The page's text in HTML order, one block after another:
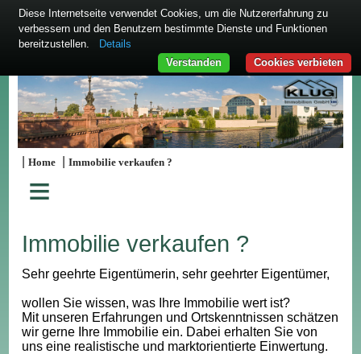
|Home |Immobilie verkaufen ?
≡
Immobilie verkaufen ?
Sehr geehrte Eigentümerin, sehr geehrter Eigentümer,
wollen Sie wissen, was Ihre Immobilie wert ist?
Mit unseren Erfahrungen und Ortskenntnissen schätzen
wir gerne Ihre Immobilie ein. Dabei erhalten Sie von
uns eine realistische und marktorientierte Einwertung.
Diese Internetseite verwendet Cookies, um die Nutzererfahrung zu
verbessern und den Benutzern bestimmte Dienste und Funktionen
bereitzustellen.
Details
Cookies verbieten
Verstanden